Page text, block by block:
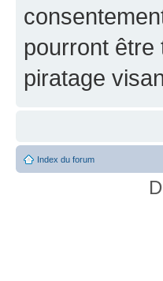
pourront
piratage
Index du forum